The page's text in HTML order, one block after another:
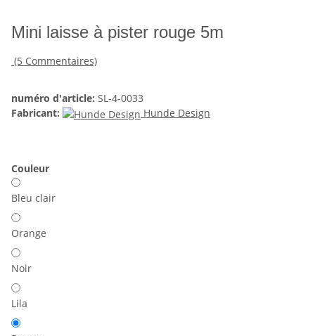
Mini laisse à pister rouge 5m
(5 Commentaires)
numéro d'article: SL-4-0033
Fabricant:
Hunde Design
Couleur
Bleu clair
Orange
Noir
Lila